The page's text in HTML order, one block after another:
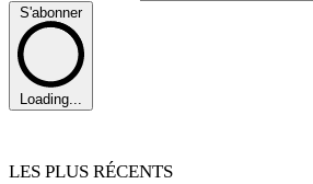
S'abonner
Loading...
LES PLUS RÉCENTS